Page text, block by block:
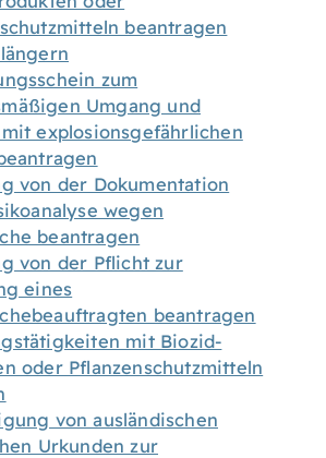
beantragen
zum
Umgang und
explosionsgefährlichen
von der Dokumentation
wegen
beantragen
von der Pflicht zur
eines
beantragen
mit Biozid-
oder Pflanzenschutzmitteln
von ausländischen
Urkunden zur